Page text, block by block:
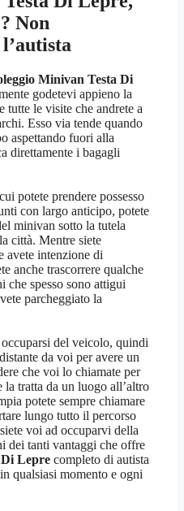
Non
Minivan Testa Di
godetevi appieno la
tutte le visite che andrete a
Esso via tende quando
aspettando fuori alla
direttamente i bagagli
potete prendere possesso
con largo anticipo, potete
minivan sotto la tutela
città. Mentre siete
avete intenzione di
anche trascorrere qualche
che spesso sono attigui
parcheggiato la
del veicolo, quindi
da voi per avere un
che voi lo chiamate per
la tratta da un luogo all’altro
potete sempre chiamare
lungo tutto il percorso
voi ad occuparvi della
dei tanti vantaggi che offre
Lepre completo di autista
qualsiasi momento e ogni